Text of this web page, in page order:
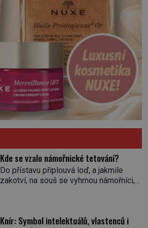
Kde se vzalo námořnické tetování?
Do přístavu připlouvá loď, a jakmile
zakotví, na souš se vyhrnou námořníci,
potetované paže. Námořnická kérka je
Knír: Symbol intelektuálů, vlastenců i